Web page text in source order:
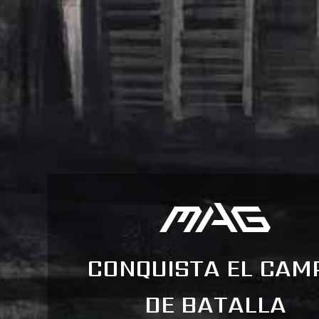
CONQUISTA EL
DE BATALLA